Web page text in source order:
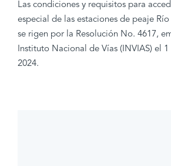
Las condiciones y requisitos para
especial de las estaciones de peaje
se rigen por la Resolución No. 4617,
Instituto Nacional de Vías (INVIAS) el
2024.